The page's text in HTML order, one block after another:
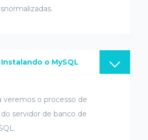
o MySQL
veremos o processo de
servidor de banco de